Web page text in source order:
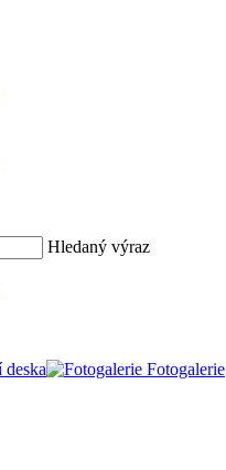
Hledaný výraz
deska
Fotogalerie